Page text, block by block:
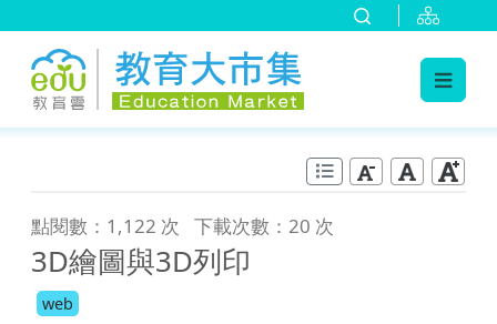
點閱數：1,122 次 下載次數：20 次
3D繪圖與3D列印
web